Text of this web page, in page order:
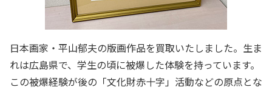
日本画家・平山郁夫の版画作品を買取いたしました。生ま
れは広島県で、学生の頃に被爆した体験を持っています。
この被爆経験が後の「文化財赤十字」活動などの原点とな